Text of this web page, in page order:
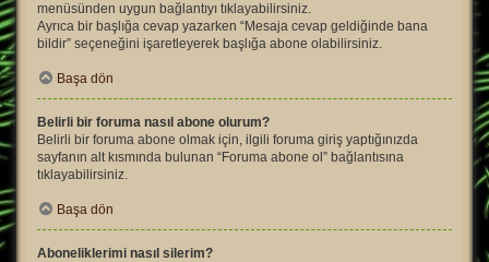
menüsünden uygun bağlantıyı tıklayabilirsiniz.
Ayrıca bir başlığa cevap yazarken “Mesaja cevap geldiğinde bana
bildir” seçeneğini işaretleyerek başlığa abone olabilirsiniz.
Başa dön
Belirli bir foruma nasıl abone olurum?
Belirli bir foruma abone olmak için, ilgili foruma giriş yaptığınızda
sayfanın alt kısmında bulunan “Foruma abone ol” bağlantısına
tıklayabilirsiniz.
Başa dön
Aboneliklerimi nasıl silerim?